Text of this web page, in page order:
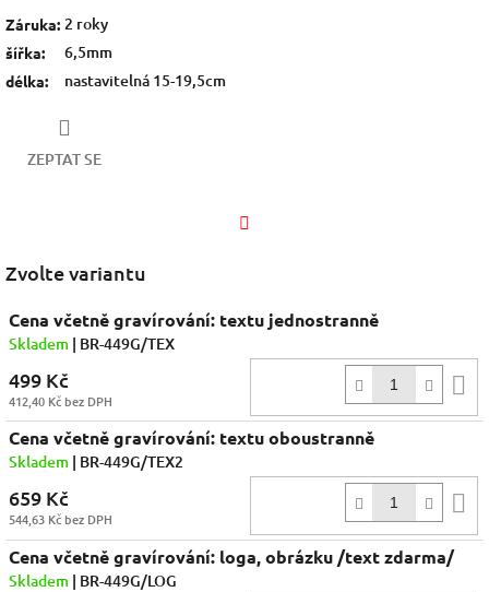
Záruka: 2 roky
šířka: 6,5mm
délka: nastavitelná 15-19,5cm
ZEPTAT SE
Zvolte variantu
Cena včetně gravírování: textu jednostranně
Skladem | BR-449G/TEX
499 Kč
412,40 Kč bez DPH
Cena včetně gravírování: textu oboustranně
Skladem | BR-449G/TEX2
659 Kč
544,63 Kč bez DPH
Cena včetně gravírování: loga, obrázku /text zdarma/
Skladem | BR-449G/LOG